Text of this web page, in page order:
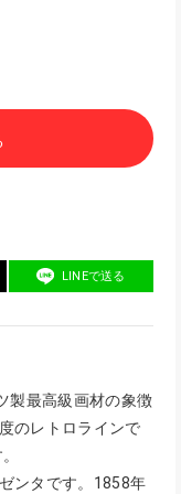
LINEで送る
製最高級画材の象徴
のレトロラインで
ンタです。1858年